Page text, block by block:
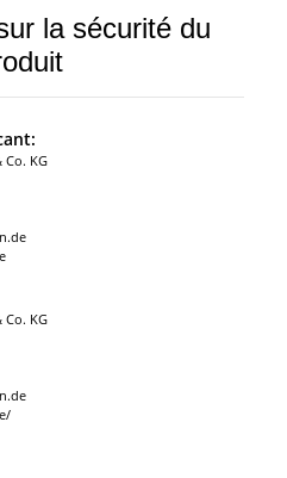
la sécurité du
Co. KG
Co. KG